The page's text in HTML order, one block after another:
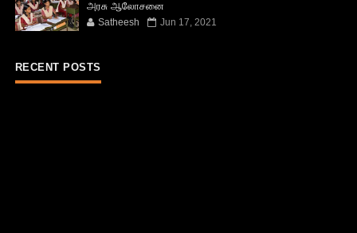
அரசு ஆலோசனை
Satheesh Jun 17, 2021
RECENT POSTS